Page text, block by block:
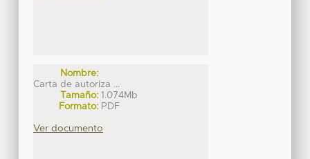
Nombre:
Carta de autoriza ...
Tamaño: 1.074Mb
Formato: PDF
Ver documento